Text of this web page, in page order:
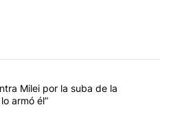
con más comentarios en los
título "Kicillof apuntó contra Milei
Milei por la suba de la
armó él”